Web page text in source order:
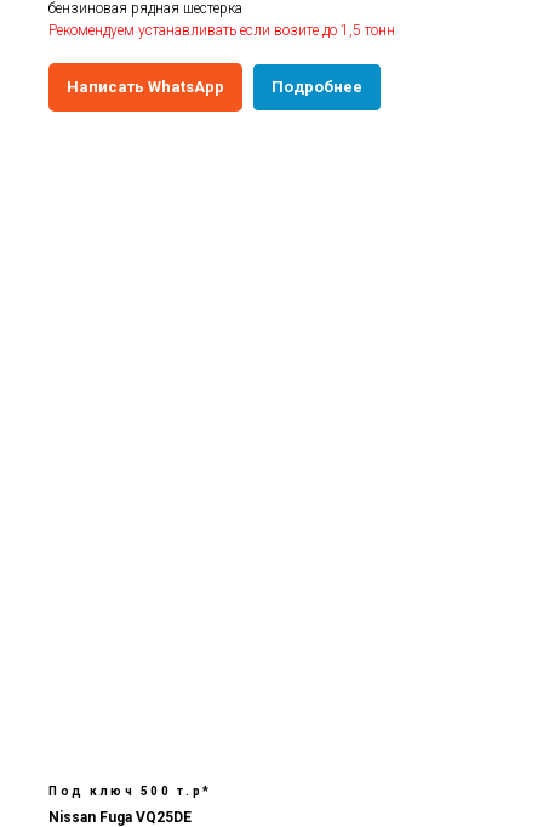
бензиновая рядная шестерка
Рекомендуем устанавливать если возите до 1,5 тонн
Написать WhatsApp Подробнее
Под ключ 500 т.р*
Nissan Fuga VQ25DE